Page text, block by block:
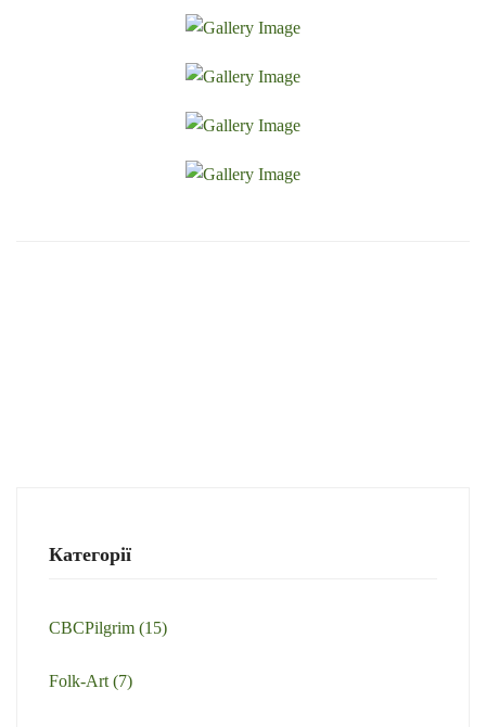
Категорії
CBCPilgrim (15)
Folk-Art (7)